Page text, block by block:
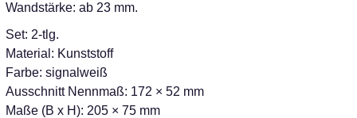
Wandstärke: ab 23 mm.
Set: 2-tlg.
Material: Kunststoff
Farbe: signalweiß
Ausschnitt Nennmaß: 172 × 52 mm
Maße (B x H): 205 × 75 mm